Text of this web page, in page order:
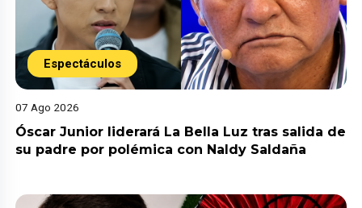
Espectáculos
07 Ago 2026
Óscar Junior liderará La Bella Luz tras salida de
su padre por polémica con Naldy Saldaña